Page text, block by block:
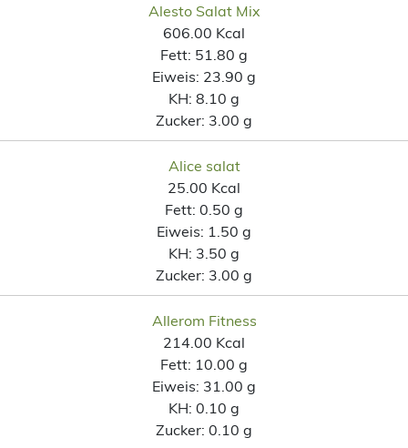
Alesto Salat Mix
606.00 Kcal
Fett: 51.80 g
Eiweis: 23.90 g
KH: 8.10 g
Zucker: 3.00 g
Alice salat
25.00 Kcal
Fett: 0.50 g
Eiweis: 1.50 g
KH: 3.50 g
Zucker: 3.00 g
Allerom Fitness
214.00 Kcal
Fett: 10.00 g
Eiweis: 31.00 g
KH: 0.10 g
Zucker: 0.10 g